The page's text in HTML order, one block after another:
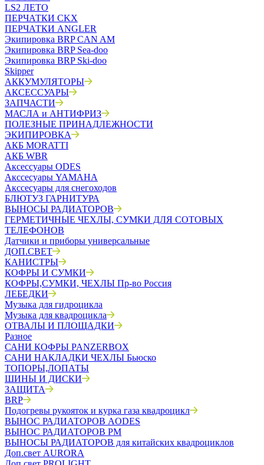
LS2 ЛЕТО
ПЕРЧАТКИ CKX
ПЕРЧАТКИ ANGLER
Экипировка BRP CAN AM
Экипировка BRP Sea-doo
Экипировка BRP Ski-doo
Skipper
АККУМУЛЯТОРЫ
АКСЕССУАРЫ
ЗАПЧАСТИ
МАСЛА и АНТИФРИЗ
ПОЛЕЗНЫЕ ПРИНАДЛЕЖНОСТИ
ЭКИПИРОВКА
АКБ MORATTI
АКБ WBR
Аксессуары ODES
Акссесуары YAMAHA
Акссесуары для снегоходов
БЛЮТУЗ ГАРНИТУРА
ВЫНОСЫ РАДИАТОРОВ
ГЕРМЕТИЧНЫЕ ЧЕХЛЫ, СУМКИ ДЛЯ СОТОВЫХ
ТЕЛЕФОНОВ
Датчики и приборы универсальные
ДОП.СВЕТ
КАНИСТРЫ
КОФРЫ И СУМКИ
КОФРЫ,СУМКИ, ЧЕХЛЫ Пр-во Россия
ЛЕБЕДКИ
Музыка для гидроцикла
Музыка для квадроцикла
ОТВАЛЫ И ПЛОЩАДКИ
Разное
САНИ КОФРЫ PANZERBOX
САНИ НАКЛАДКИ ЧЕХЛЫ Бьюско
ТОПОРЫ,ЛОПАТЫ
ШИНЫ И ДИСКИ
ЗАЩИТА
BRP
Подогревы рукояток и курка газа квадроцикл
ВЫНОС РАДИАТОРОВ AODES
ВЫНОС РАДИАТОРОВ РМ
ВЫНОСЫ РАДИАТОРОВ для китайских квадроциклов
Доп.свет AURORA